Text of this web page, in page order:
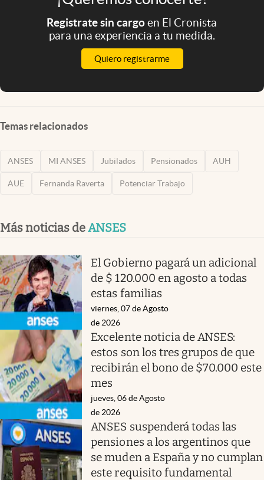
Registrate sin cargoen El Cronista
para una experiencia a tu medida.
Quiero registrarme
Temas relacionados
ANSES MI ANSES Jubilados Pensionados AUH
AUE Fernanda Raverta Potenciar Trabajo
Más noticias deANSES
El Gobierno pagará un adicional
de $ 120.000 en agosto a todas
estas familias
viernes, 07 de Agosto
de 2026
Excelente noticia de ANSES:
estos son los tres grupos de que
recibirán el bono de $70.000 este
mes
jueves, 06 de Agosto
de 2026
ANSES suspenderá todas las
pensiones a los argentinos que
se muden a España y no cumplan
este requisito fundamental